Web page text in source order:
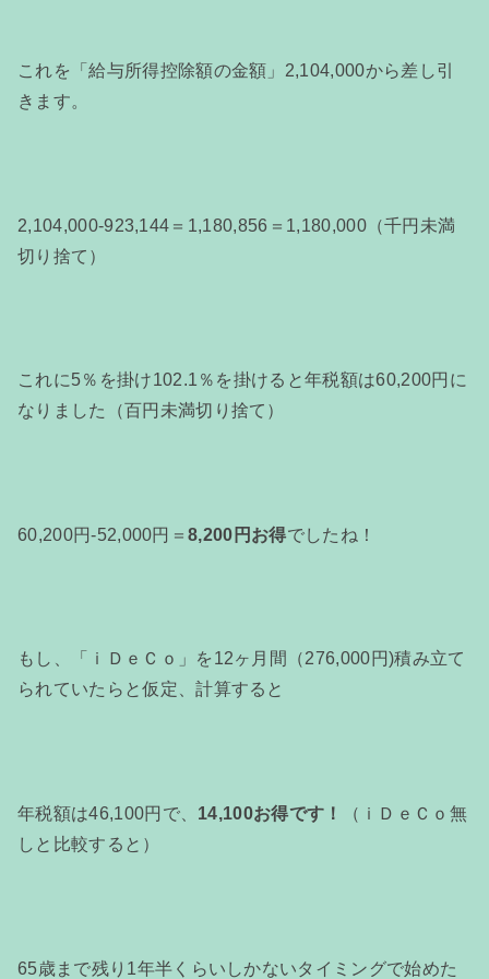
これを「給与所得控除額の金額」2,104,000から差し引
きます。
2,104,000-923,144＝1,180,856＝1,180,000（千円未満
切り捨て）
これに5％を掛け102.1％を掛けると年税額は60,200円に
なりました（百円未満切り捨て）
60,200円-52,000円＝8,200円お得でしたね！
もし、「ｉＤｅＣｏ」を12ヶ月間（276,000円)積み立て
られていたらと仮定、計算すると
年税額は46,100円で、 14,100お得です！
（ｉＤｅＣｏ無
しと比較すると）
65歳まで残り1年半くらいしかないタイミングで始めた